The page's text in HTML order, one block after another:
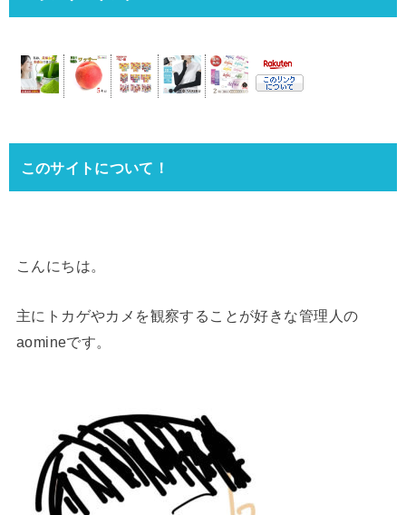
このサイトについて！
こんにちは。
主にトカゲやカメを観察することが好きな管理人の
aomineです。